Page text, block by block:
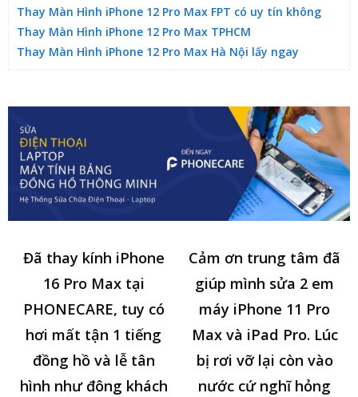
Thay Màn Hình iPhone 12 Pro Max FPT có uy tín không
Thay Màn Hình iPhone 12 Pro Max TPHCM
Thay Màn Hình iPhone 12 Pro Max Hà Nội lấy ngay
Đã thay kính iPhone
16 Pro Max tại
PHONECARE, tuy có
hơi mất tận 1 tiếng
đồng hồ và lễ tân
hình như đông khách
Cảm ơn trung tâm đã
giúp mình sửa 2 em
máy iPhone 11 Pro
Max và iPad Pro. Lúc
bị rơi vỡ lại còn vào
nước cứ nghĩ hỏng